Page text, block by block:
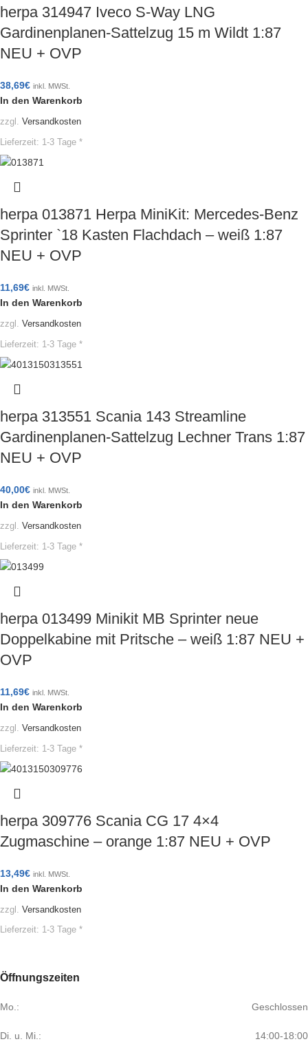
herpa 314947 Iveco S-Way LNG
Gardinenplanen-Sattelzug 15 m Wildt 1:87
NEU + OVP
38,69€ inkl. MWSt.
In den Warenkorb
zzgl. Versandkosten
Lieferzeit: 1-3 Tage *
herpa 013871 Herpa MiniKit: Mercedes-Benz
Sprinter `18 Kasten Flachdach – weiß 1:87
NEU + OVP
11,69€ inkl. MWSt.
In den Warenkorb
zzgl. Versandkosten
Lieferzeit: 1-3 Tage *
herpa 313551 Scania 143 Streamline
Gardinenplanen-Sattelzug Lechner Trans 1:87
NEU + OVP
40,00€ inkl. MWSt.
In den Warenkorb
zzgl. Versandkosten
Lieferzeit: 1-3 Tage *
herpa 013499 Minikit MB Sprinter neue
Doppelkabine mit Pritsche – weiß 1:87 NEU +
OVP
11,69€ inkl. MWSt.
In den Warenkorb
zzgl. Versandkosten
Lieferzeit: 1-3 Tage *
herpa 309776 Scania CG 17 4×4
Zugmaschine – orange 1:87 NEU + OVP
13,49€ inkl. MWSt.
In den Warenkorb
zzgl. Versandkosten
Lieferzeit: 1-3 Tage *
Öffnungszeiten
Mo.: Geschlossen
Di. u. Mi.: 14:00-18:00